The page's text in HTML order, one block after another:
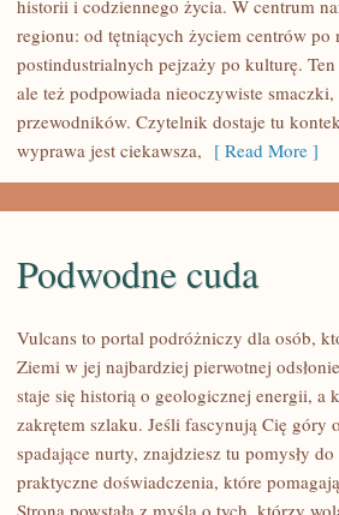
CHORZÓW
historii i codziennego życia. W centrum
regionu: od tętniących życiem centrów po
postindustrialnych pejzaży po kulturę.
ale też podpowiada nieoczywiste
przewodników. Czytelnik dostaje tu
wyprawa jest ciekawsza, [ Read More ]
PODWODNE
Podwodne cuda
Vulcans to portal podróżniczy dla osób,
Ziemi w jej najbardziej pierwotnej
staje się historią o geologicznej energii, a
zakrętem szlaku. Jeśli fascynują Cię góry
spadające nurty, znajdziesz tu pomysły
praktyczne doświadczenia, które
Strona powstała z myślą o tych, którzy